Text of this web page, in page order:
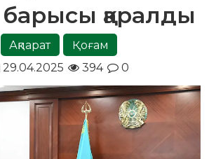
қаралды
Ақпарат
Қоғам
29.04.2025
394 0